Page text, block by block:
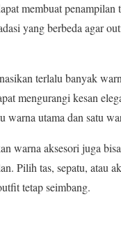
membuat penampilan
yang berbeda agar
terlalu banyak
mengurangi kesan
warna utama dan satu
warna aksesori juga
Pilih tas, sepatu, atau
tetap seimbang.